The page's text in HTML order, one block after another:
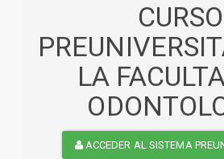
CURSO
LA
ACCEDER AL SISTEMA